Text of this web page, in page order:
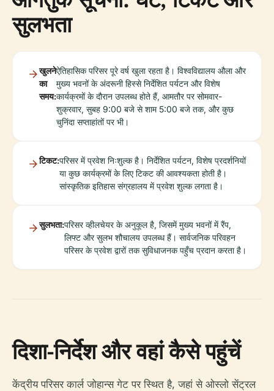
सुलभता
खुलने
का
समय:
ऐतिहासिक परिसर पूरे वर्ष खुला रहता है। विश्वविद्यालय औला और
मुख्य भवनों के अंदरूनी हिस्से निर्देशित पर्यटन और विशेष
कार्यक्रमों के दौरान उपलब्ध होते हैं, आमतौर पर सोमवार-
शुक्रवार, सुबह 9:00 बजे से शाम 5:00 बजे तक, और कुछ
चुनिंदा सप्ताहांतों पर भी।
टिकट:परिसर में प्रवेश निःशुल्क है। निर्देशित पर्यटन, विशेष प्रदर्शनियों
या कुछ कार्यक्रमों के लिए टिकट की आवश्यकता होती है।
सांस्कृतिक इतिहास संग्रहालय में प्रवेश शुल्क लगता है।
सुलभता:परिसर व्हीलचेयर के अनुकूल है, जिसमें मुख्य भवनों में रैंप,
लिफ्ट और सुलभ शौचालय उपलब्ध हैं। सार्वजनिक परिवहन
परिसर के प्रवेश द्वारों तक सुविधाजनक पहुँच प्रदान करता है।
दिशा-निर्देश और वहां कैसे पहुंचें
केंद्रीय परिसर कार्ल जोहान्स गेट पर स्थित है, जहां से ओस्लो सेंट्रल